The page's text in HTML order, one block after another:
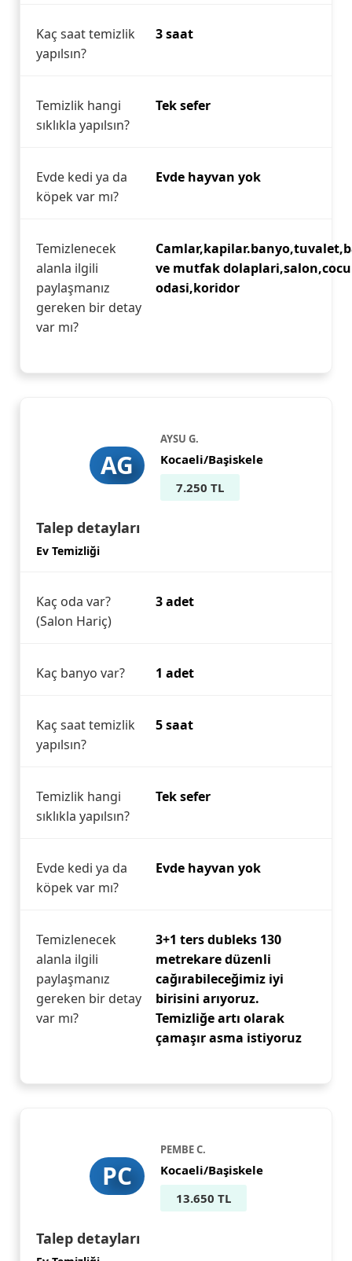
Kaç saat temizlik
yapılsın?
3 saat
Temizlik hangi
sıklıkla yapılsın?
Tek sefer
Evde kedi ya da
köpek var mı?
Evde hayvan yok
Temizlenecek
alanla ilgili
paylaşmanız
gereken bir detay
var mı?
ve mutfak
odasi,koridor
AG
AYSU G.
Kocaeli/Başiskele
7.250 TL
Talep detayları
Ev Temizliği
Kaç oda var?
(Salon Hariç)
3 adet
Kaç banyo var? 1 adet
Kaç saat temizlik
yapılsın?
5 saat
Temizlik hangi
sıklıkla yapılsın?
Tek sefer
Evde kedi ya da
köpek var mı?
Evde hayvan yok
Temizlenecek
alanla ilgili
paylaşmanız
gereken bir detay
var mı?
3+1 ters dubleks 130
metrekare düzenli
cağırabileceğimiz iyi
birisini arıyoruz.
Temizliğe artı olarak
çamaşır asma istiyoruz
PC
PEMBE C.
Kocaeli/Başiskele
13.650 TL
Talep detayları